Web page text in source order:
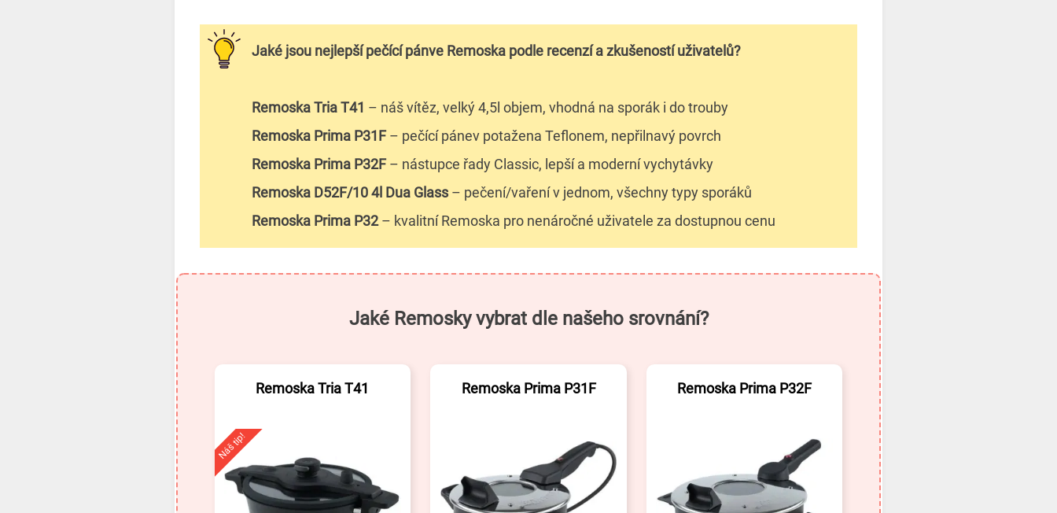
Jaké jsou nejlepší pečící pánve Remoska podle recenzí a zkušeností uživatelů?
Remoska Tria T41 – náš vítěz, velký 4,5l objem, vhodná na sporák i do trouby
Remoska Prima P31F– pečící pánev potažena Teflonem, nepřilnavý povrch
Remoska Prima P32F– nástupce řady Classic, lepší a moderní vychytávky
Remoska D52F/10 4l Dua Glass – pečení/vaření v jednom, všechny typy sporáků
Remoska Prima P32– kvalitní Remoska pro nenáročné uživatele za dostupnou cenu
Jaké Remosky vybrat dle našeho srovnání?
Remoska Tria T41
Náš tip!
Remoska Prima P31F Remoska Prima P32F